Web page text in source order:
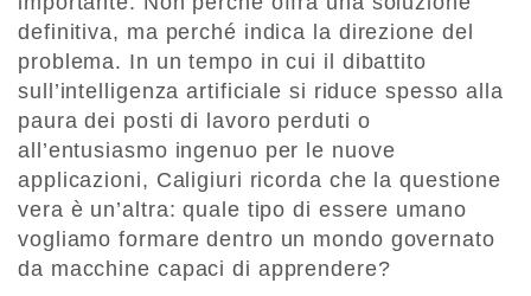
definitiva, ma perché indica la direzione del
problema. In un tempo in cui il dibattito
sull’intelligenza artificiale si riduce spesso alla
paura dei posti di lavoro perduti o
all’entusiasmo ingenuo per le nuove
applicazioni, Caligiuri ricorda che la questione
vera è un’altra: quale tipo di essere umano
vogliamo formare dentro un mondo governato
da macchine capaci di apprendere?